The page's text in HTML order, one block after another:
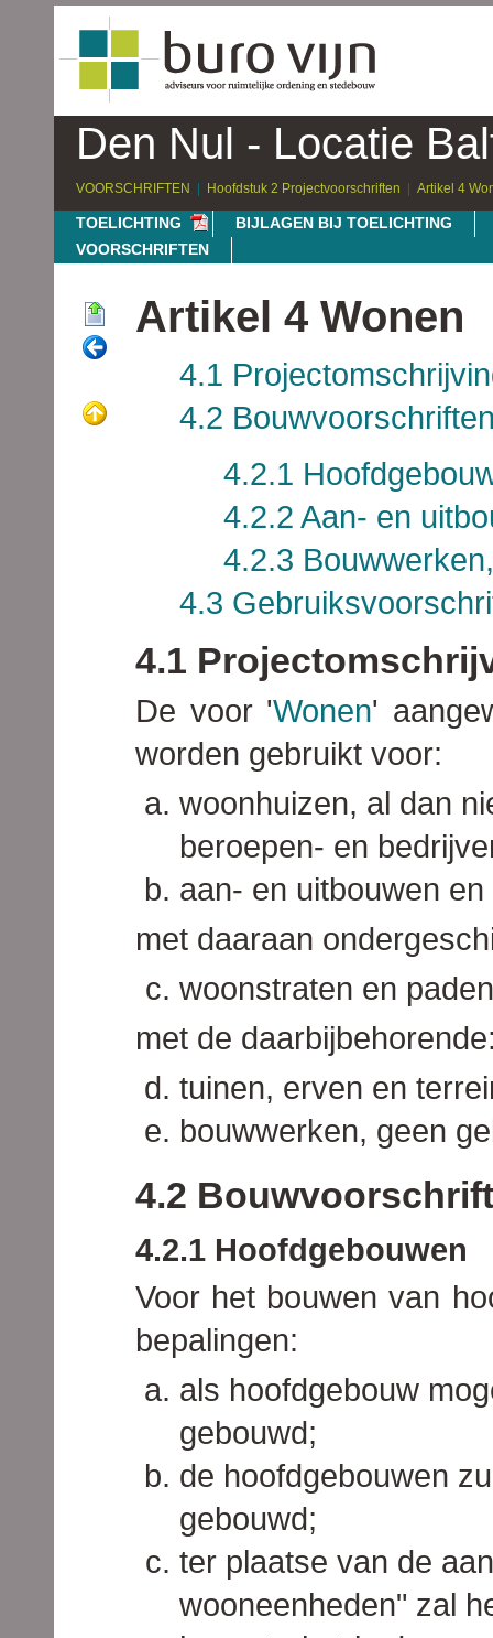
Den Nul - Locatie
VOORSCHRIFTEN Hoofdstuk 2 Projectvoorschriften Artikel 4
TOELICHTING
BIJLAGEN BIJ TOELICHTING
VOORSCHRIFTEN
Artikel 4 Wonen
4.1
4.2
4.2.1
4.2.2 Aan- en
4.2.3
4.3
4.1
De voor 'Wonen'
worden gebruikt voor:
woonhuizen, al dan
beroepen- en
aan- en uitbouwen
met daaraan
woonstraten en
met de
tuinen, erven en
bouwwerken, geen
4.2
4.2.1 Hoofdgebouwen
Voor het bouwen van
bepalingen:
als hoofdgebouw
gebouwd;
de hoofdgebouwen
gebouwd;
ter plaatse van de
wooneenheden" zal